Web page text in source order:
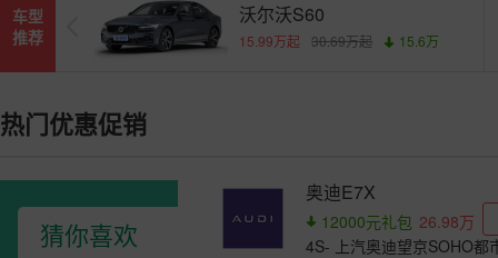
车型
推荐
沃尔沃S60
15.99万起 30.69万起 15.6万
热门优惠促销
猜你喜欢
奥迪E7X
12000元礼包 26.98万
4S- 上汽奥迪望京SOHO都